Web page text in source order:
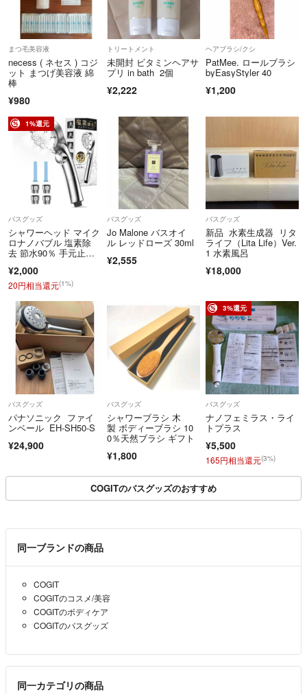
まつ毛美容液
necess ( ネセス ) コジ
ット まつげ美容液 綿
棒
¥980
トリートメント
未開封 ビタミンヘアサ
プリ in bath 2個
¥2,222
ヘアブラシ/クシ
PatMee. ロールブラシ
byEasyStyler 40
¥1,200
1%還元
バスグッズ
シャワーヘッド マイク
ロナノバブル 塩素除
去 節水90％ 手元止
¥2,000
20円相当還元(1%)
バスグッズ
Jo Malone バスオイ
ル レッドローズ 30ml
¥2,555
バスグッズ
新品 水素生成器 リタ
ライフ（Lita Life）Ver.
1 水素風呂
¥18,000
バスグッズ
パナソニック ファイ
ンベール EH-SH50-S
¥24,900
バスグッズ
シャワーブラシ 木
製 ボディーブラシ 10
0％天然ブラシ ギフト
¥1,800
3%還元
バスグッズ
ナノフェミラス・ライ
トプラス
¥5,500
165円相当還元(3%)
COGITのバスグッズのおすすめ
同一ブランドの商品
COGIT
COGITのコスメ/美容
COGITのボディケア
COGITのバスグッズ
同一カテゴリの商品